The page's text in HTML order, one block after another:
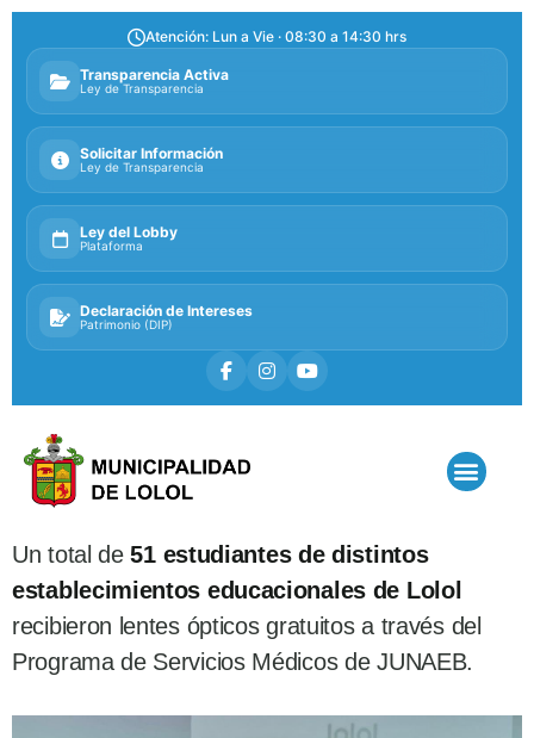
Atención: Lun a Vie · 08:30 a 14:30 hrs
Transparencia Activa
Ley de Transparencia
Solicitar Información
Ley de Transparencia
Ley del Lobby
Plataforma
Declaración de Intereses
Patrimonio (DIP)
Un total de51 estudiantes de distintos
establecimientos educacionales de Lolol
recibieron lentes ópticos gratuitos a través del
Programa de Servicios Médicos de JUNAEB.